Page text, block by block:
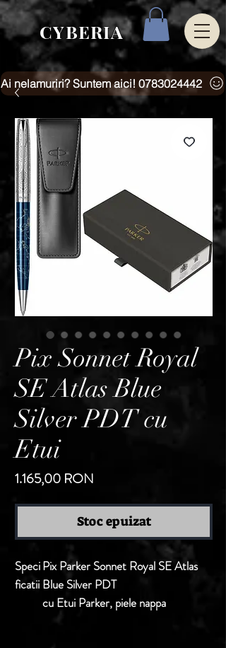
CYBERIA
Ai nelamuriri? Suntem aici! 0783024442
Pix Sonnet Royal
SE Atlas Blue
Silver PDT cu
Etui
1.165,00 RON
Stoc epuizat
Speci
ficatii
Pix Parker Sonnet Royal SE Atlas
Blue Silver PDT
cu Etui Parker, piele nappa